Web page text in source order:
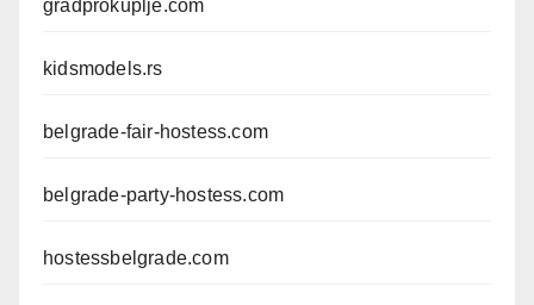
gradprokuplje.com
kidsmodels.rs
belgrade-fair-hostess.com
belgrade-party-hostess.com
hostessbelgrade.com